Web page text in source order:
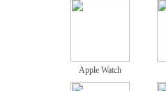
Apple Watch